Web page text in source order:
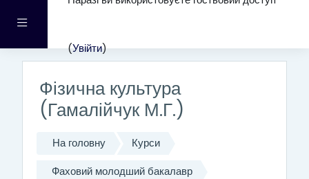
Бокова панель
(Увійти)
Перейти до головного вмісту
Фізична культура
(Гамалійчук М.Г.)
На головну Курси
Фаховий молодший бакалавр